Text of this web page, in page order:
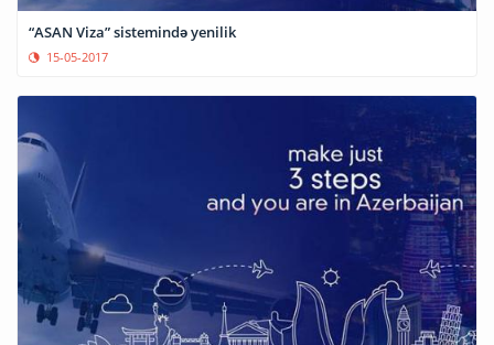
“ASAN Viza” sistemində yenilik
15-05-2017